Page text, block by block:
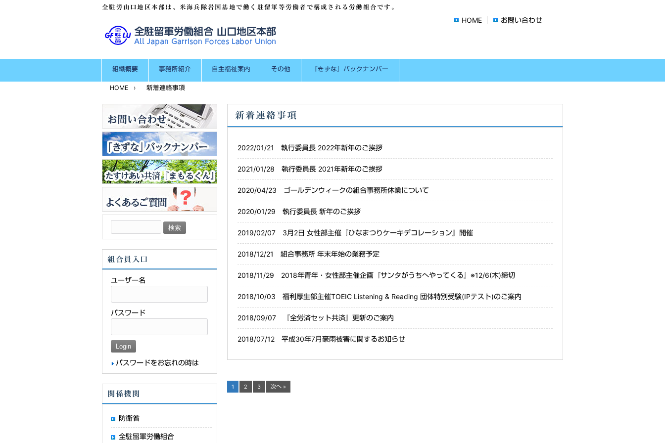
全駐労山口地区本部は、米海兵隊岩国基地で働く駐留軍等労働者で構成される労働組合です。
HOME お問い合わせ
組織概要 事務所紹介 自主福祉案内 その他 『きずな』バックナンバー
HOME › 新着連絡事項
新着連絡事項
2022/01/21 執行委員長 2022年新年のご挨拶
2021/01/28 執行委員長 2021年新年のご挨拶
2020/04/23 ゴールデンウィークの組合事務所休業について
2020/01/29 執行委員長 新年のご挨拶
2019/02/07 3月2日 女性部主催『ひなまつりケーキデコレーション』開催
2018/12/21 組合事務所 年末年始の業務予定
2018/11/29 2018年青年・女性部主催企画『サンタがうちへやってくる』※12/6(木)締切
2018/10/03 福利厚生部主催TOEIC Listening & Reading 団体特別受験(IPテスト)のご案内
2018/09/07 『全労済セット共済』更新のご案内
2018/07/12 平成30年7月豪雨被害に関するお知らせ
1 2 3 次へ »
索:
組合員入口
ユーザー名
パスワード
パスワードをお忘れの時は
関係機関
防衛省
全駐留軍労働組合